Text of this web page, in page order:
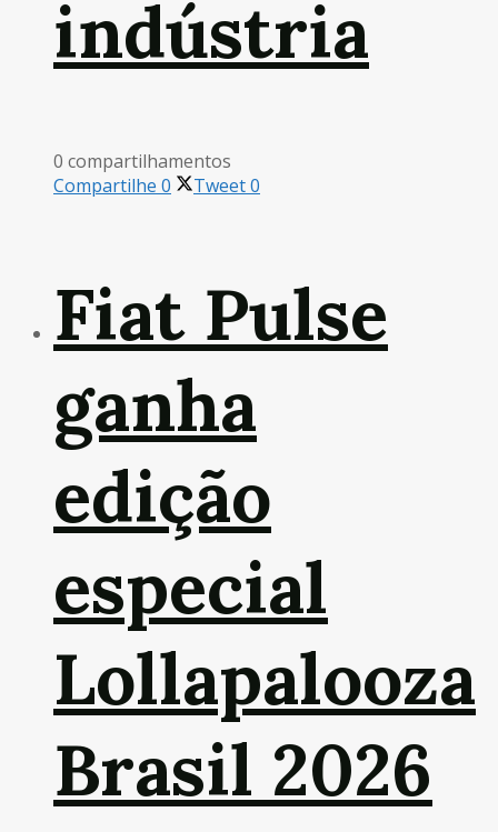
indústria
0 compartilhamentos
Compartilhe 0 Tweet0
Fiat Pulse
ganha
edição
especial
Lollapalooza
Brasil 2026